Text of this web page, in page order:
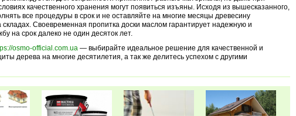
качественного хранения могут появиться изъяны. Исходя из вышесказанного,
все процедуры в срок и не оставляйте на многие месяцы древесину
складах. Своевременная пропитка доски маслом гарантирует надежную и
на срок далеко не один десяток лет.
osmo-official.com.ua — выбирайте идеальное решение для качественной и
дерева на многие десятилетия, а так же делитесь успехом с другими